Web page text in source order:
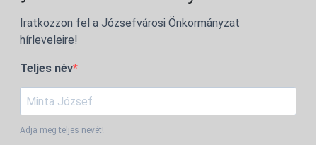
Iratkozzon fel a Józsefvárosi Önkormányzat
hírleveleire!
Teljes név
Adja meg teljes nevét!